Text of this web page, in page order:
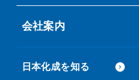
会社案内
日本化成を知る